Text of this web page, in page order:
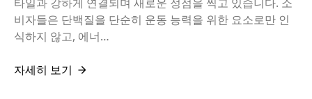
비자들은 단백질을 단순히 운동 능력을 위한 요소로만 인
식하지 않고, 에너…
자세히 보기